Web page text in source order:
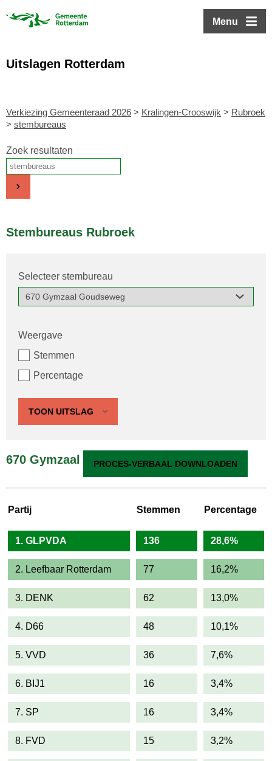
Menu
Uitslagen Rotterdam
Verkiezing Gemeenteraad 2026 > Kralingen-Crooswijk > Rubroek
> stembureaus
Zoek resultaten
Stembureaus Rubroek
Selecteer stembureau
Weergave
Stemmen
Percentage
TOON UITSLAG
670 Gymzaal GoudsewegPROCES-VERBAAL DOWNLOADEN
Partij Stemmen Percentage
1. GLPVDA 136 28,6%
2. Leefbaar Rotterdam 77 16,2%
3. DENK 62 13,0%
4. D66 48 10,1%
5. VVD 36 7,6%
6. BIJ1 16 3,4%
7. SP 16 3,4%
8. FVD 15 3,2%